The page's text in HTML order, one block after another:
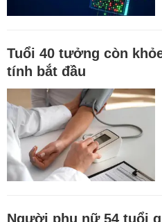
Tuổi 40 tưởng còn
tính bắt đầu
Người phụ nữ 54 tuổi